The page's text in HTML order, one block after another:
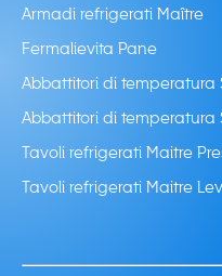
Armadi refrigerati Maître
Fermalievita Pane
Abbattitori di temperatura
Abbattitori di temperatura
Tavoli refrigerati Maitre
Tavoli refrigerati Maitre